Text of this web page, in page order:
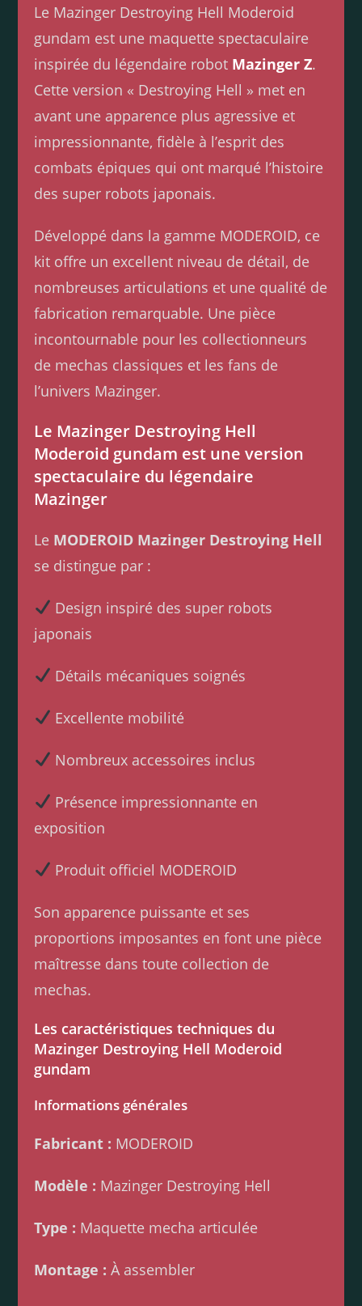
Le Mazinger Destroying Hell Moderoid
gundam est une maquette spectaculaire
inspirée du légendaire robot Mazinger Z.
Cette version « Destroying Hell » met en
avant une apparence plus agressive et
impressionnante, fidèle à l’esprit des
combats épiques qui ont marqué l’histoire
des super robots japonais.
Développé dans la gamme MODEROID, ce
kit offre un excellent niveau de détail, de
nombreuses articulations et une qualité de
fabrication remarquable. Une pièce
incontournable pour les collectionneurs
de mechas classiques et les fans de
l’univers Mazinger.
Le Mazinger Destroying Hell
Moderoid gundam est une version
spectaculaire du légendaire
Mazinger
Le MODEROID Mazinger Destroying Hell
se distingue par :
Design inspiré des super robots
japonais
Détails mécaniques soignés
Excellente mobilité
Nombreux accessoires inclus
Présence impressionnante en
exposition
Produit officiel MODEROID
Son apparence puissante et ses
proportions imposantes en font une pièce
maîtresse dans toute collection de
mechas.
Les caractéristiques techniques du
Mazinger Destroying Hell Moderoid
gundam
Informations générales
Fabricant : MODEROID
Modèle : Mazinger Destroying Hell
Type : Maquette mecha articulée
Montage : À assembler